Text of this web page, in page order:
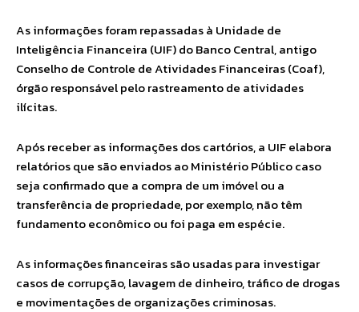
As informações foram repassadas à Unidade de
Inteligência Financeira (UIF) do Banco Central, antigo
Conselho de Controle de Atividades Financeiras (Coaf),
órgão responsável pelo rastreamento de atividades
ilícitas.
Após receber as informações dos cartórios, a UIF elabora
relatórios que são enviados ao Ministério Público caso
seja confirmado que a compra de um imóvel ou a
transferência de propriedade, por exemplo, não têm
fundamento econômico ou foi paga em espécie.
As informações financeiras são usadas para investigar
casos de corrupção, lavagem de dinheiro, tráfico de drogas
e movimentações de organizações criminosas.